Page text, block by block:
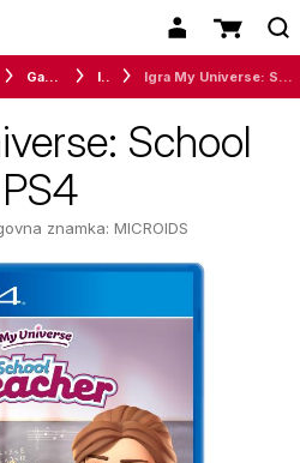
Gaming Igre
School
znamka: MICROIDS